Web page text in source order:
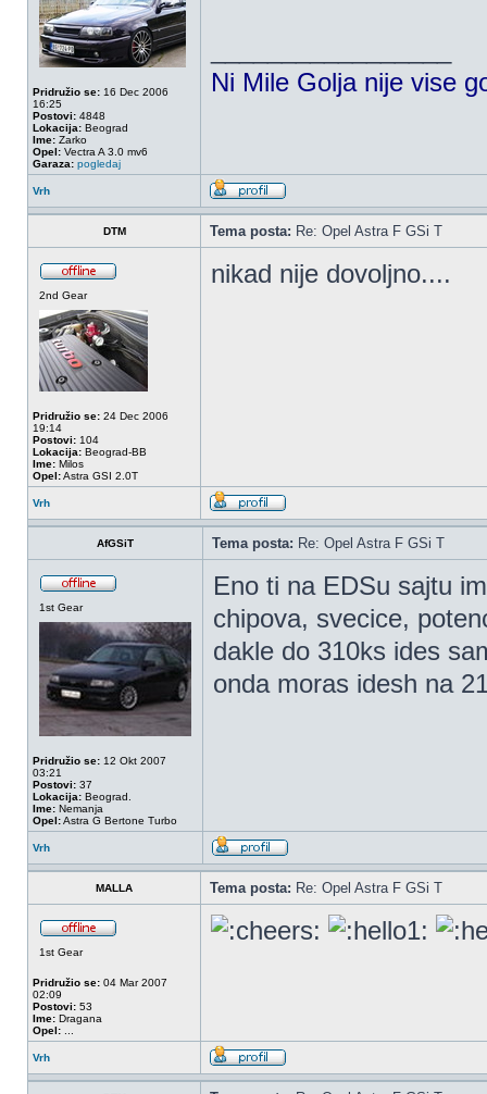
Pridružio se: 16 Dec 2006
16:25
Postovi: 4848
Lokacija: Beograd
Ime: Zarko
Opel: Vectra A 3.0 mv6
Garaza: pogledaj
Ni Mile Golja nije vise
Vrh
DTM Tema posta: Re: Opel Astra F GSi T
2nd Gear
Pridružio se: 24 Dec 2006
19:14
Postovi: 104
Lokacija: Beograd-BB
Ime: Milos
Opel:Astra GSI 2.0T
nikad nije dovoljno....
Vrh
AfGSiT Tema posta: Re: Opel Astra F GSi T
1st Gear
Pridružio se: 12 Okt 2007
03:21
Postovi: 37
Lokacija: Beograd.
Ime: Nemanja
Opel:Astra G Bertone Turbo
Eno ti na EDSu sajtu
chipova, svecice,
dakle do 310ks ides
onda moras idesh na
Vrh
MALLA Tema posta: Re: Opel Astra F GSi T
1st Gear
Pridružio se: 04 Mar 2007
02:09
Postovi: 53
Ime: Dragana
Opel:
Vrh